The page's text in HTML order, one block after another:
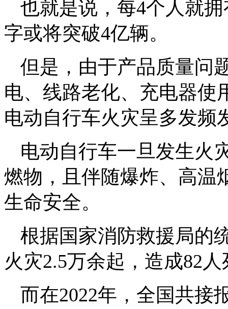
也就是说，每4个人就
字或将突破4亿辆。
但是，由于产品质量问
电、线路老化、充电器使
电动自行车火灾呈多发频
电动自行车一旦发生火
燃物，且伴随爆炸、高温
生命安全。
根据国家消防救援局的
火灾2.5万余起，造成82
而在2022年，全国共接